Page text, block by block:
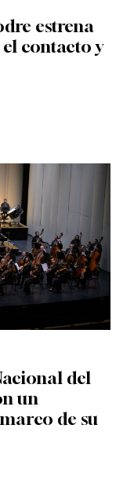
estrena
contacto y
del
un
de su